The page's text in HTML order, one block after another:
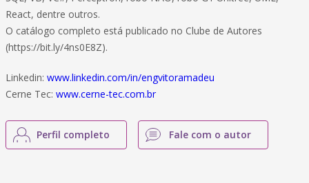
React, dentre outros.
O catálogo completo está publicado no Clube de Autores
(https://bit.ly/4ns0E8Z).
Linkedin: www.linkedin.com/in/engvitoramadeu
Cerne Tec: www.cerne-tec.com.br
Perfil completo Fale com o autor